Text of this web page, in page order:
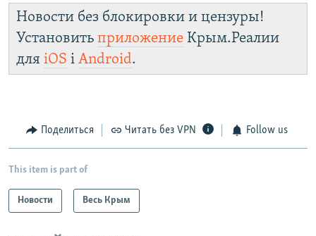
Новости без блокировки и цензуры!
Установить приложение Крым.Реалии
для iOS і Android.
Поделиться Читать без VPN Follow us
This item is part of
Новости Весь Крым